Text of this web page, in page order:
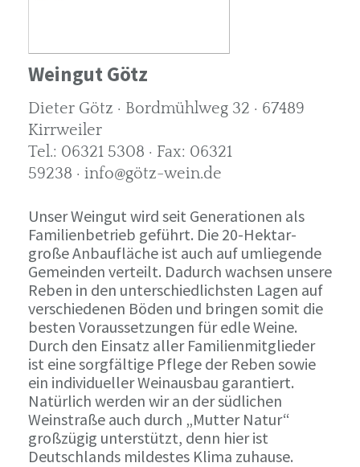
Weingut Götz
Dieter Götz · Bordmühlweg 32 · 67489
Kirrweiler
Tel.: 06321 5308 · Fax: 06321
59238 · info@götz-wein.de
Unser Weingut wird seit Generationen als
Familienbetrieb geführt. Die 20-Hektar-
große Anbaufläche ist auch auf umliegende
Gemeinden verteilt. Dadurch wachsen unsere
Reben in den unterschiedlichsten Lagen auf
verschiedenen Böden und bringen somit die
besten Voraussetzungen für edle Weine.
Durch den Einsatz aller Familienmitglieder
ist eine sorgfältige Pflege der Reben sowie
ein individueller Weinausbau garantiert.
Natürlich werden wir an der südlichen
Weinstraße auch durch „Mutter Natur“
großzügig unterstützt, denn hier ist
Deutschlands mildestes Klima zuhause.